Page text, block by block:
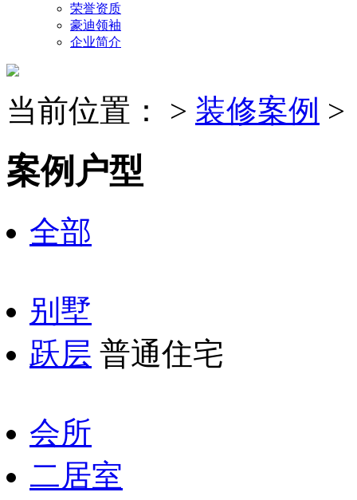
荣誉资质
豪迪领袖
企业简介
当前位置： > 装修案例 >
案例户型
全部
别墅
跃层 普通住宅
会所
二居室